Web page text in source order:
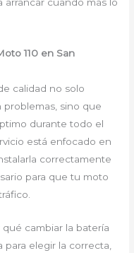
110 en San
calidad no solo
sino que
durante todo el
está enfocado en
correctamente
para que tu moto
cambiar la batería
para elegir la correcta,